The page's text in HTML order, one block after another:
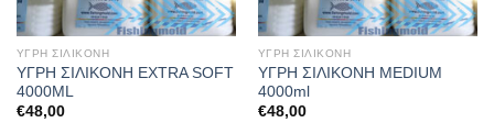
ΥΓΡΗ ΣΙΛΙΚΟΝΗ
ΥΓΡΗ ΣΙΛΙΚΟΝΗ EXTRA SOFT
4000ML
€48,00
ΥΓΡΗ ΣΙΛΙΚΟΝΗ
ΥΓΡΗ ΣΙΛΙΚΟΝΗ MEDIUM
4000ml
€48,00